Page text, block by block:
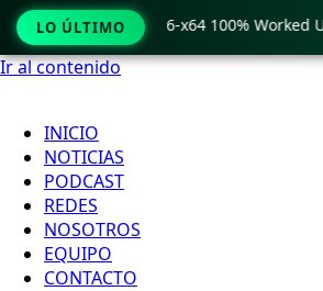
Ir al contenido
INICIO
NOTICIAS
PODCAST
REDES
NOSOTROS
EQUIPO
CONTACTO
LO ÚLTIMO
11 x86-x64 100% Worked Unlimited